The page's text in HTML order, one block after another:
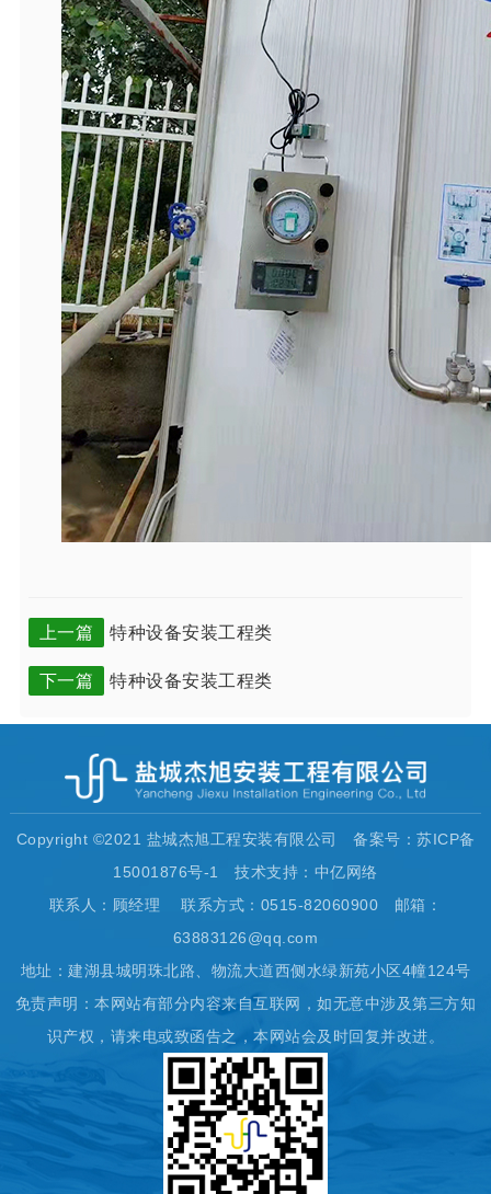
上一篇 特种设备安装工程类
下一篇 特种设备安装工程类
Copyright ©2021 盐城杰旭工程安装有限公司 备案号：苏ICP备
15001876号-1 技术支持：中亿网络
联系人：顾经理 联系方式：0515-82060900 邮箱：
63883126@qq.com
地址：建湖县城明珠北路、物流大道西侧水绿新苑小区4幢124号
免责声明：本网站有部分内容来自互联网，如无意中涉及第三方知
识产权，请来电或致函告之，本网站会及时回复并改进。